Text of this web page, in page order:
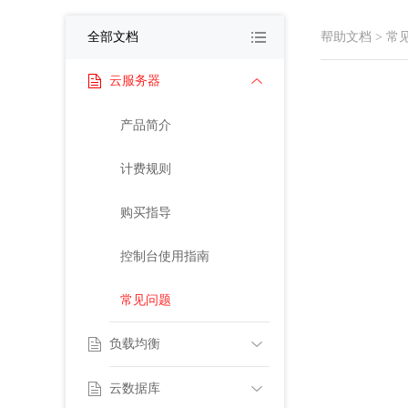
全部文档
云服务器
产品简介
计费规则
购买指导
控制台使用指南
常见问题
负载均衡
产品简介
云数据库
帮助文档 > 常